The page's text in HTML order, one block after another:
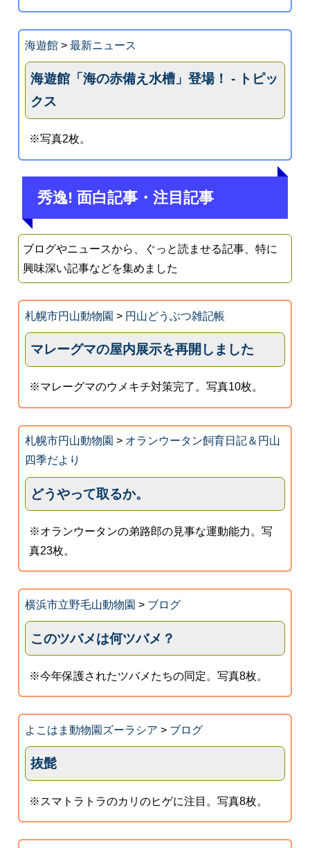
海遊館> 最新ニュース
海遊館「海の赤備え水槽」登場！ - トピッ
クス
※写真2枚。
秀逸! 面白記事・注目記事
ブログやニュースから、ぐっと読ませる記事、特に
興味深い記事などを集めました
札幌市円山動物園 > 円山どうぶつ雑記帳
マレーグマの屋内展示を再開しました
※マレーグマのウメキチ対策完了。写真10枚。
札幌市円山動物園 > オランウータン飼育日記＆円山
四季だより
どうやって取るか。
※オランウータンの弟路郎の見事な運動能力。写
真23枚。
横浜市立野毛山動物園 > ブログ
このツバメは何ツバメ？
※今年保護されたツバメたちの同定。写真8枚。
よこはま動物園ズーラシア > ブログ
抜髭
※スマトラトラのカリのヒゲに注目。写真8枚。